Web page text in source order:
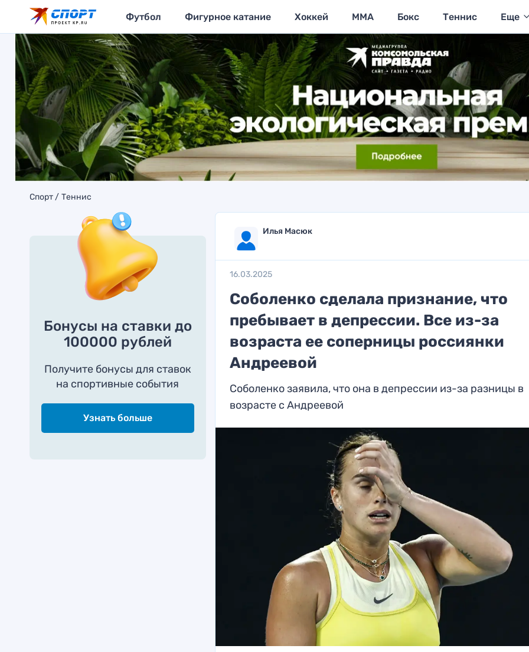
Футбол Фигурное катание Хоккей MMA Бокс Теннис Еще
Спорт Теннис
Бонусы на ставки до
100000 рублей
Получите бонусы для ставок
на спортивные события
Узнать больше
Илья Масюк
16.03.2025
Соболенко сделала признание, что
пребывает в депрессии. Все из-за
возраста ее соперницы россиянки
Андреевой
Соболенко заявила, что она в депрессии из-за разницы в
возрасте с Андреевой